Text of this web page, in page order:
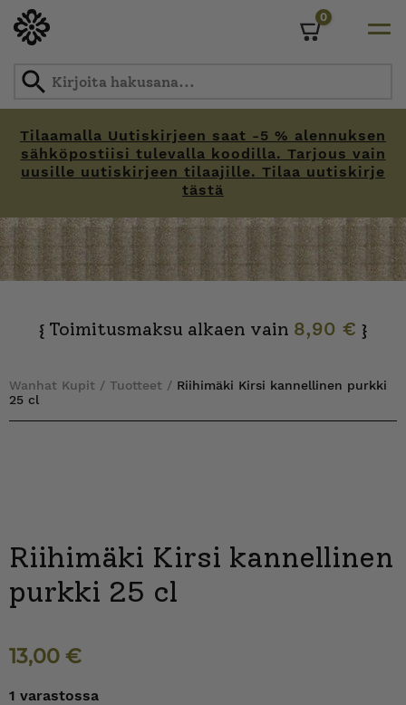
Tilaamalla Uutiskirjeen saat -5 % alennuksen
sähköpostiisi tulevalla koodilla. Tarjous vain
uusille uutiskirjeen tilaajille. Tilaa uutiskirje
tästä
0
{ Toimitusmaksu alkaen vain 8,90 € }
Wanhat Kupit / Tuotteet / Riihimäki Kirsi kannellinen purkki
25 cl
Riihimäki Kirsi kannellinen
purkki 25 cl
13,00 €
1 varastossa